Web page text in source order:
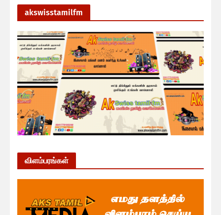
akswisstamilfm
விளம்பரங்கள்